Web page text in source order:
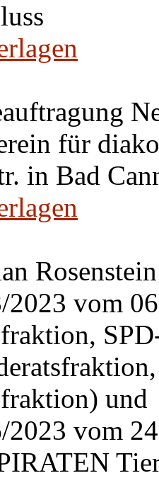
für
in Bad
Rosenstein
2023 vom
und
2023 vom